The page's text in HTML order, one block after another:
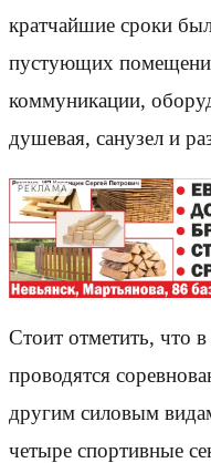
кратчайшие сроки
пустующих
коммуникации,
душевая, санузел и
РЕКЛАМА
Стоит отметить, что
проводятся
другим силовым
четыре спортивные